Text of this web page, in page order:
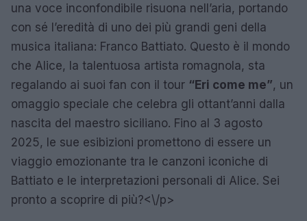
una voce inconfondibile risuona nell’aria, portando
con sé l’eredità di uno dei più grandi geni della
musica italiana: Franco Battiato. Questo è il mondo
che Alice, la talentuosa artista romagnola, sta
regalando ai suoi fan con il tour “Eri come me”, un
omaggio speciale che celebra gli ottant’anni dalla
nascita del maestro siciliano. Fino al 3 agosto
2025, le sue esibizioni promettono di essere un
viaggio emozionante tra le canzoni iconiche di
Battiato e le interpretazioni personali di Alice. Sei
pronto a scoprire di più?<\/p>